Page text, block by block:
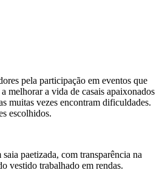
pela participação em eventos que
melhorar a vida de casais apaixonados
muitas vezes encontram dificuldades.
escolhidos.
paetizada, com transparência na
vestido trabalhado em rendas.